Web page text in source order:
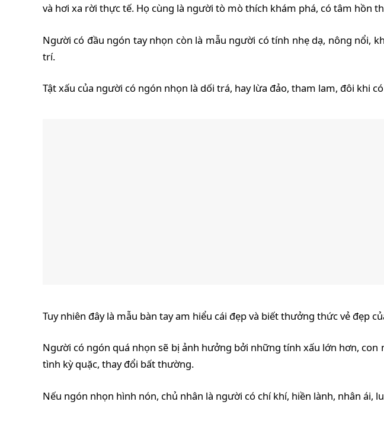
và hơi xa rời thực tế. Họ cùng là người tò mò thích khám phá, có tâm hồn
Người có đầu ngón tay nhọn còn là mẫu người có tính nhẹ dạ, nông nổi,
trí.
Tật xấu của người có ngón nhọn là dối trá, hay lừa đảo, tham lam, đôi khi
Tuy nhiên đây là mẫu bàn tay am hiểu cái đẹp và biết thưởng thức vẻ đẹp
Người có ngón quá nhọn sẽ bị ảnh hưởng bởi những tính xấu lớn hơn,
tình kỳ quặc, thay đổi bất thường.
Nếu ngón nhọn hình nón, chủ nhân là người có chí khí, hiền lành, nhân ái,